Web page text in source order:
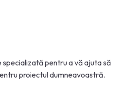
specializată pentru a vă ajuta să
proiectul dumneavoastră.